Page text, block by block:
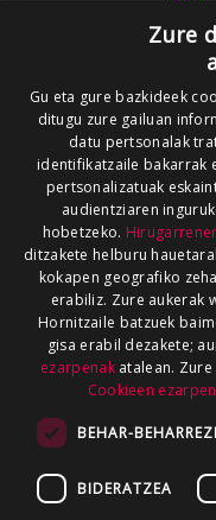
Zure
Gu eta gure bazkideek
ditugu zure gailuan
datu pertsonalak
identifikatzaile bakarrak
pertsonalizatuak
audientziaren
hobetzeko.
ditzakete helburu
kokapen geografiko
erabiliz. Zure aukerak
Hornitzaile batzuek
gisa erabil dezakete;
ezarpenakatalean. Zure
Cookieen
BEHAR-
BIDERATZEA